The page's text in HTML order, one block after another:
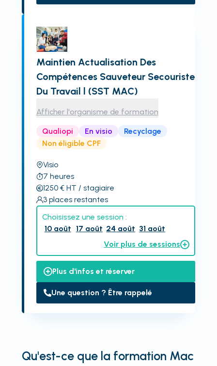
Maintien Actualisation Des
Compétences Sauveteur Secouriste
Du Travail l (SST MAC)
Afficher l'organisme de formation
Qualiopi En visio
Recyclage
Non éligible CPF
Visio
7 heures
1250€ HT / stagiaire
3 places restantes
Choisissez une session :
10 août 17 août 24 août 31 août
Voir plus de sessions
Plus d'infos et réserver
Une question ? Être rappelé
Qu'est-ce que la formation Mac